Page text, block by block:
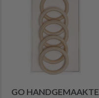
GO HANDGEMAAKTE